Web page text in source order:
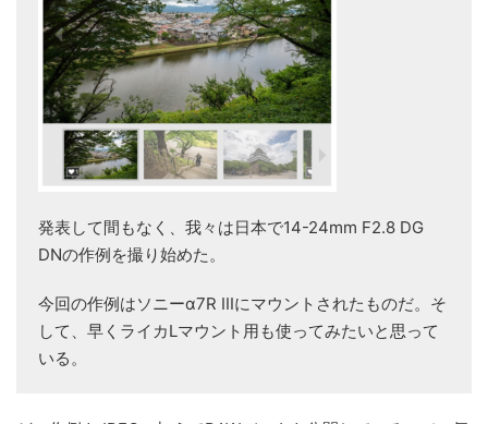
DPReviewがシグマのミラーレス用交換レンズ「
F2.8 DG DN | Art 」のサンプルギャラリーを公開しました。